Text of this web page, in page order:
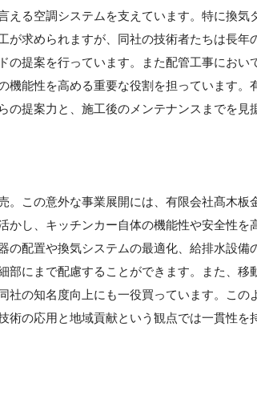
える空調システムを支えています。特に換気
が求められますが、同社の技術者たちは長年
の提案を行っています。また配管工事におい
機能性を高める重要な役割を担っています。
の提案力と、施工後のメンテナンスまでを見
。この意外な事業展開には、有限会社髙木板
かし、キッチンカー自体の機能性や安全性を
の配置や換気システムの最適化、給排水設備
部にまで配慮することができます。また、移
社の知名度向上にも一役買っています。この
術の応用と地域貢献という観点では一貫性を